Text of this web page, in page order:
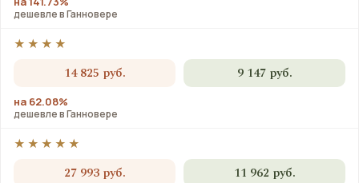
дешевле в Ганновере
★★★★
14 825 руб. 9 147 руб.
на 62.08%
дешевле в Ганновере
★★★★★
27 993 руб. 11 962 руб.